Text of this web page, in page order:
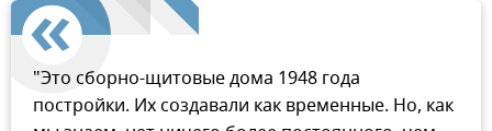
"Это сборно-щитовые дома 1948 года
постройки. Их создавали как временные. Но, как